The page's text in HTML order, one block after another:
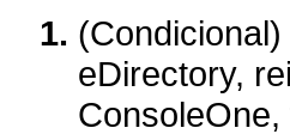
eDirectory,